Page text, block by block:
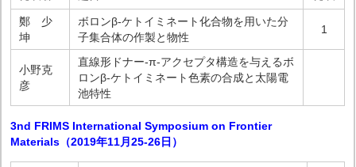
鄭 少
坤
ボロンβ-ケトイミネート化合物を用いた分
子集合体の作製と物性
1
小野克
彦
直線形ドナー-π-アクセプタ構造を与えるボ
ロンβ-ケトイミネート色素の合成と太陽電
池特性
3nd FRIMS International Symposium on Frontier
Materials（2019年11月25-26日）